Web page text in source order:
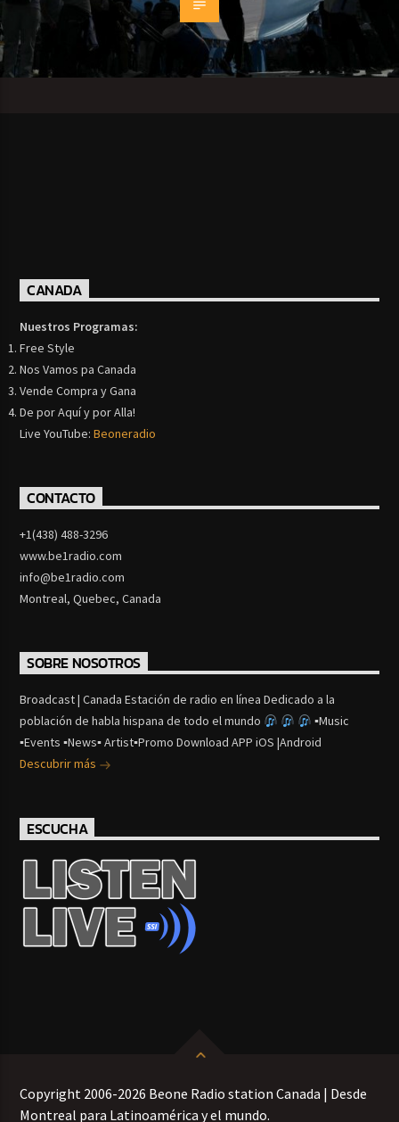
CANADA
Nuestros Programas:
Free Style
Nos Vamos pa Canada
Vende Compra y Gana
De por Aquí y por Alla!
Live YouTube:Beoneradio
CONTACTO
+1(438) 488-3296
www.be1radio.com
info@be1radio.com
Montreal, Quebec, Canada
SOBRE NOSOTROS
Broadcast | Canada Estación de radio en línea Dedicado a la
población de habla hispana de todo el mundo
▪Music
▪Events ▪News▪ Artist▪Promo Download APP iOS |Android
Descubrir más
ESCUCHA
Copyright 2006-2026 Beone Radio station Canada | Desde
Montreal para Latinoamérica y el mundo.